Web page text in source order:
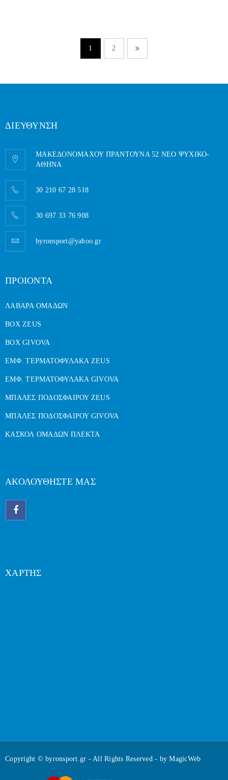
1 2
ΔΙΕΥΘΥΝΣΗ
ΜΑΚΕΔΟΝΟΜΑΧΟΥ ΠΡΑΝΤΟΥΝΑ 52 ΝΕΟ ΨΥΧΙΚΟ-
AΘΗΝΑ
30 210 67 28 518
30 697 33 76 908
byronsport@yahoo.gr
ΠΡΟΙΟΝΤΑ
ΛΑΒΑΡΑ ΟΜΑΔΩΝ
BOX ZEUS
BOX GIVOVA
ΕΜΦ. ΤΕΡΜΑΤΟΦΥΛΑΚΑ ZEUS
ΕΜΦ. ΤΕΡΜΑΤΟΦΥΛΑΚΑ GIVOVA
ΜΠΑΛΕΣ ΠΟΔΟΣΦΑΙΡΟΥ ZEUS
ΜΠΑΛΕΣ ΠΟΔΟΣΦΑΙΡΟΥ GIVOVA
ΚΑΣΚΟΛ ΟΜΑΔΩΝ ΠΛΕΚΤΑ
ΑΚΟΛΟΥΘΗΣΤΕ ΜΑΣ
ΧΑΡΤΗΣ
Copyright © byronsport.gr - All Rights Reserved - byMagicWeb